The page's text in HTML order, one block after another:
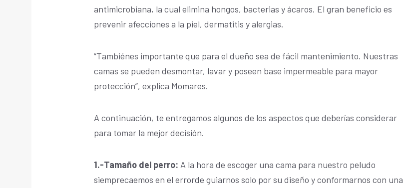
antimicrobiana, la cual elimina hongos, bacterias y ácaros. El gran beneficio es
prevenir afecciones a la piel, dermatitis y alergias.
“Tambiénes importante que para el dueño sea de fácil mantenimiento. Nuestras
camas se pueden desmontar, lavar y poseen base impermeable para mayor
protección”, explica Momares.
A continuación, te entregamos algunos de los aspectos que deberías considerar
para tomar la mejor decisión.
1.-Tamaño del perro: A la hora de escoger una cama para nuestro peludo
siemprecaemos en el errorde guiarnos solo por su diseño y conformarnos con una